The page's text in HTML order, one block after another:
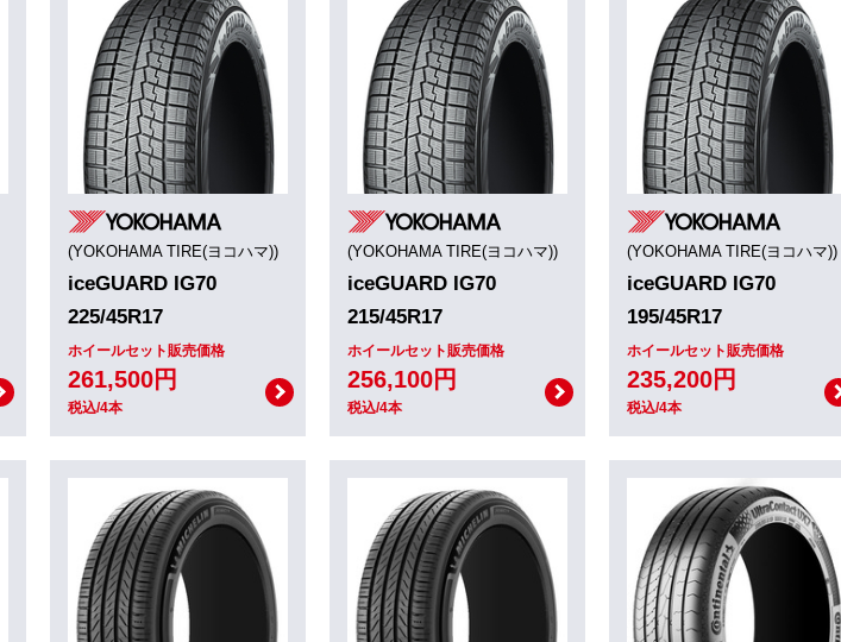
(YOKOHAMA TIRE(ヨコハマ))
iceGUARD IG70
225/45R17
ホイールセット販売価格
261,500円
税込/4本
(YOKOHAMA TIRE(ヨコハマ))
iceGUARD IG70
215/45R17
ホイールセット販売価格
256,100円
税込/4本
(YOKOHAMA TIRE(ヨコハマ))
iceGUARD IG70
195/45R17
ホイールセット販売価格
235,200円
税込/4本